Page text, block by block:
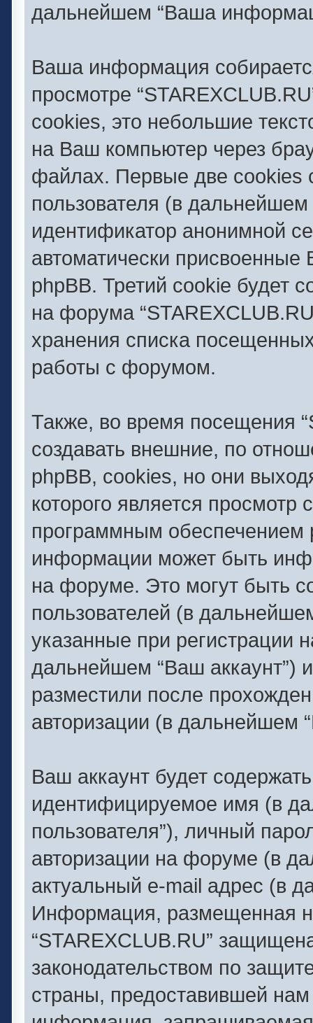
дальнейшем “Ваша
Ваша информация
просмотре
cookies, это небольшие
на Ваш компьютер через
файлах. Первые две cookies
пользователя (в дальнейшем
идентификатор анонимной
автоматически
phpBB. Третий cookie будет
на форума
хранения списка
работы с форумом.
Также, во время посещения
создавать внешние, по
phpBB, cookies, но они
которого является
программным
информации может быть
на форуме. Это могут быть
пользователей (в
указанные при регистрации
дальнейшем “Ваш аккаунт”)
разместили после
авторизации (в дальнейшем
Ваш аккаунт будет
идентифицируемое имя (в
пользователя”), личный
авторизации на форуме (в
актуальный e-mail адрес (в
Информация, размещенная
“STAREXCLUB.RU”
законодательством по
страны, предоставившей